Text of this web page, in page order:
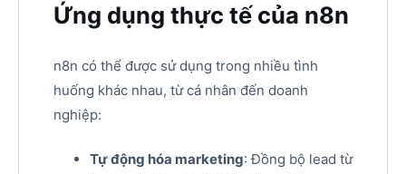
Ứng dụng thực tế của n8n
n8n có thể được sử dụng trong nhiều tình
huống khác nhau, từ cá nhân đến doanh
nghiệp:
Tự động hóa marketing: Đồng bộ lead từ